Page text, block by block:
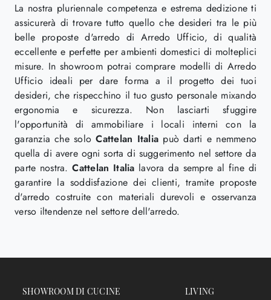
La nostra pluriennale competenza e estrema dedizione ti
assicurerà di trovare tutto quello che desideri tra le più
belle proposte d'arredo di Arredo Ufficio, di qualità
eccellente e perfette per ambienti domestici di molteplici
misure. In showroom potrai comprare modelli di Arredo
Ufficio ideali per dare forma a il progetto dei tuoi
desideri, che rispecchino il tuo gusto personale mixando
ergonomia e sicurezza. Non lasciarti sfuggire
l'opportunità di ammobiliare i locali interni con la
garanzia che soloCattelan Italia può darti e nemmeno
quella di avere ogni sorta di suggerimento nel settore da
parte nostra.Cattelan Italia lavora da sempre al fine di
garantire la soddisfazione dei clienti, tramite proposte
d'arredo costruite con materiali durevoli e osservanza
verso iltendenze nel settore dell'arredo.
SHOWROOM DI CUCINE
LIVING